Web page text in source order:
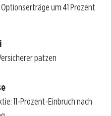
um 41 Prozent
patzen
11-Prozent-Einbruch nach